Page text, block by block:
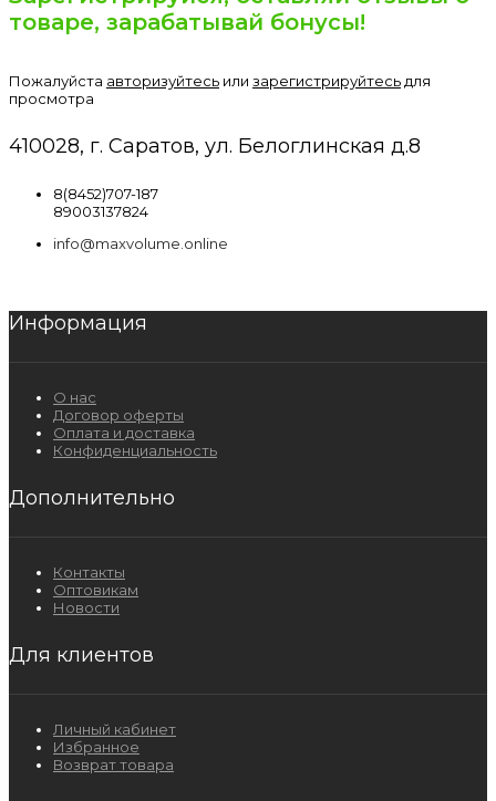
товаре, зарабатывай бонусы!
Пожалуйста авторизуйтесь или зарегистрируйтесь для
просмотра
410028, г. Саратов, ул. Белоглинская д.8
8(8452)707-187
89003137824
info@maxvolume.online
Информация
О нас
Договор оферты
Оплата и доставка
Конфиденциальность
Дополнительно
Контакты
Оптовикам
Новости
Для клиентов
Личный кабинет
Избранное
Возврат товара